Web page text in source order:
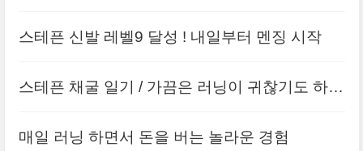
스테픈 신발 레벨9 달성 ! 내일부터 멘징 시작
스테픈 채굴 일기 / 가끔은 러닝이 귀찮기도 하다
매일 러닝 하면서 돈을 버는 놀라운 경험